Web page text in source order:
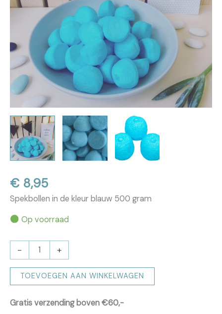
€ 8,95
Spekbollen in de kleur blauw 500 gram
Op voorraad
-
Spekbollen
blauw
500
gram
aantal
+
TOEVOEGEN AAN WINKELWAGEN
Gratis verzending boven €60,-